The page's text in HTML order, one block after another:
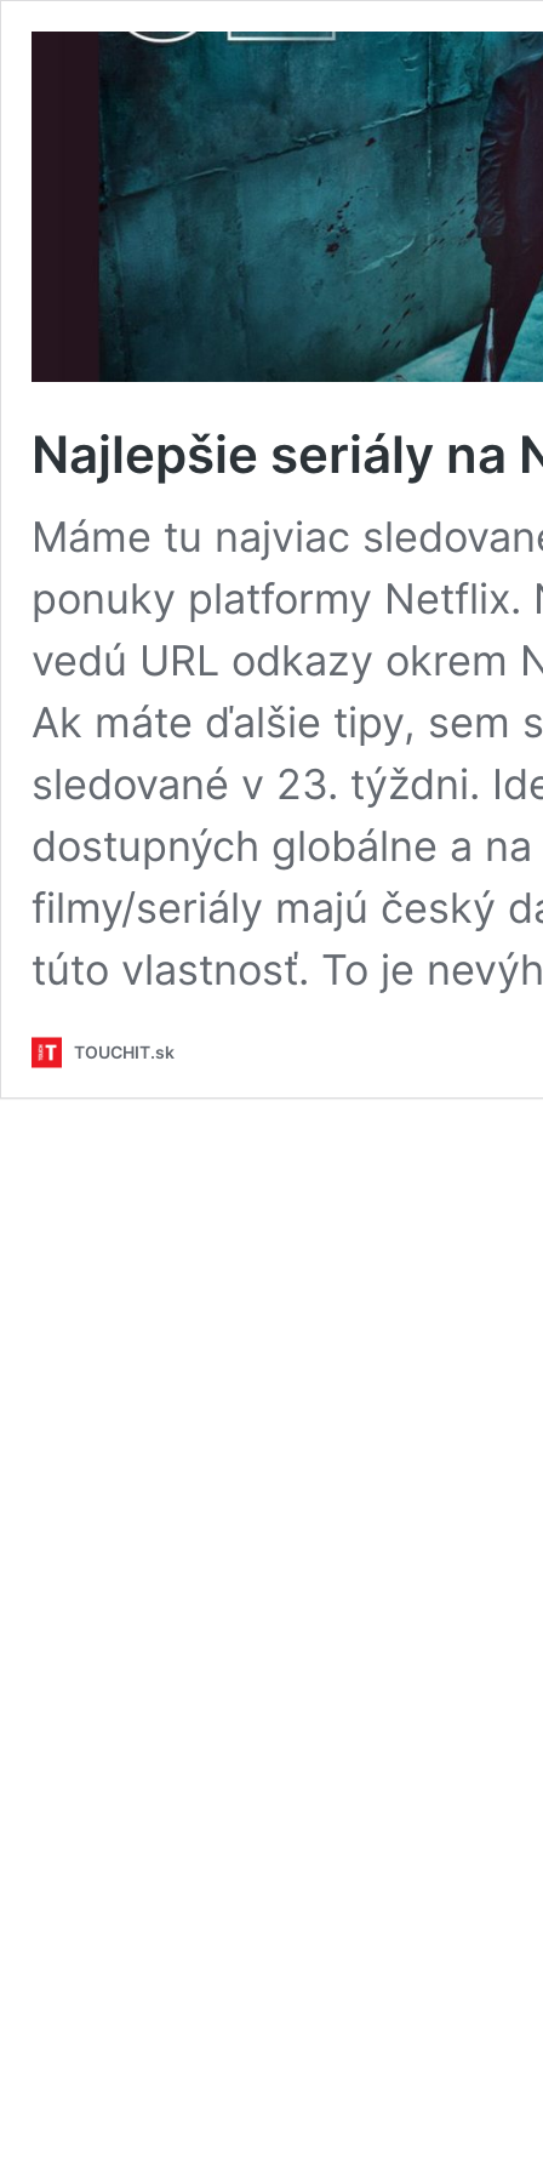
Najlepšie seriály na
Máme tu najviac
ponuky platformy Netflix.
vedú URL odkazy okrem
Ak máte ďalšie tipy, sem
sledované v 23. týždni.
dostupných globálne a
filmy/seriály majú český
túto vlastnosť. To je
TOUCHIT.sk